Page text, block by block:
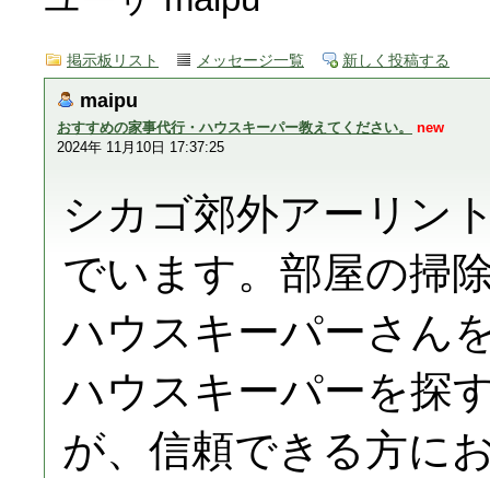
掲示板リスト メッセージ一覧 新しく投稿する
maipu
おすすめの家事代行・ハウスキーパー教えてください。
new
2024年 11月10日 17:37:25
シカゴ郊外アーリン
でいます。部屋の掃
ハウスキーパーさん
ハウスキーパーを探
が、信頼できる方に